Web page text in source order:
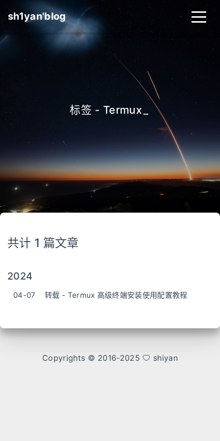
sh1yan'blog
标签 - Termux
共计 1 篇文章
2024
04-07 转载 - Termux 高级终端安装使用配置教程
Copyrights © 2016-2025 shiyan